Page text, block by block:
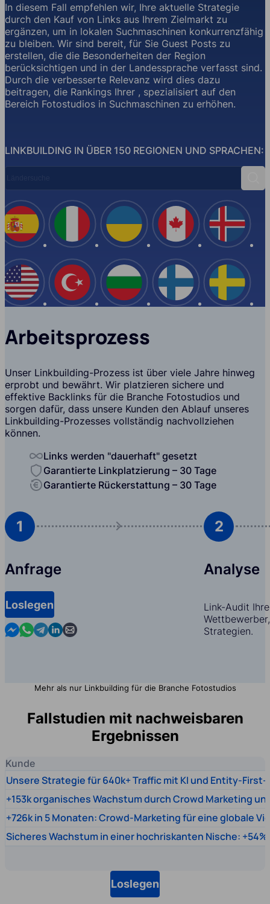
LINKBUILDING IN ÜBER 150 REGIONEN UND SPRACHEN:
In diesem Fall empfehlen wir, Ihre aktuelle Strategie
durch den Kauf von Links aus Ihrem Zielmarkt zu
ergänzen, um in lokalen Suchmaschinen konkurrenzfähig
zu bleiben. Wir sind bereit, für Sie Guest Posts zu
erstellen, die die Besonderheiten der Region
berücksichtigen und in der Landessprache verfasst sind.
Durch die verbesserte Relevanz wird dies dazu
beitragen, die Rankings Ihrer , spezialisiert auf den
Bereich Fotostudios in Suchmaschinen zu erhöhen.
Spanien
USA
Italien
Türkei
Ukraine
Bulgarien
Kanada
Finnland
Island
Arbeitsprozess
Unser Linkbuilding-Prozess ist über viele Jahre hinweg
erprobt und bewährt. Wir platzieren sichere und
effektive Backlinks für die Branche Fotostudios und
sorgen dafür, dass unsere Kunden den Ablauf unseres
Linkbuilding-Prozesses vollständig nachvollziehen
können.
Links werden "dauerhaft" gesetzt
Garantierte Linkplatzierung – 30 Tage
Garantierte Rückerstattung – 30 Tage
1
Anfrage
Loslegen
Contact us in Messenger
Contact us in WhatsApp
Contact us in Telegram
Contact us in Linkedin
Contact us by email
2
Analyse
Link-Audit
Strategien.
Mehr als nur Linkbuilding für die Branche Fotostudios
Fallstudien mit nachweisbaren
Ergebnissen
Kunde
Unsere Strategie für 640k+ Traffic mit KI und Entity-
+153k organisches Wachstum durch Crowd Marketing
+726k in 5 Monaten: Crowd-Marketing für eine globale
Sicheres Wachstum in einer hochriskanten Nische:
Loslegen